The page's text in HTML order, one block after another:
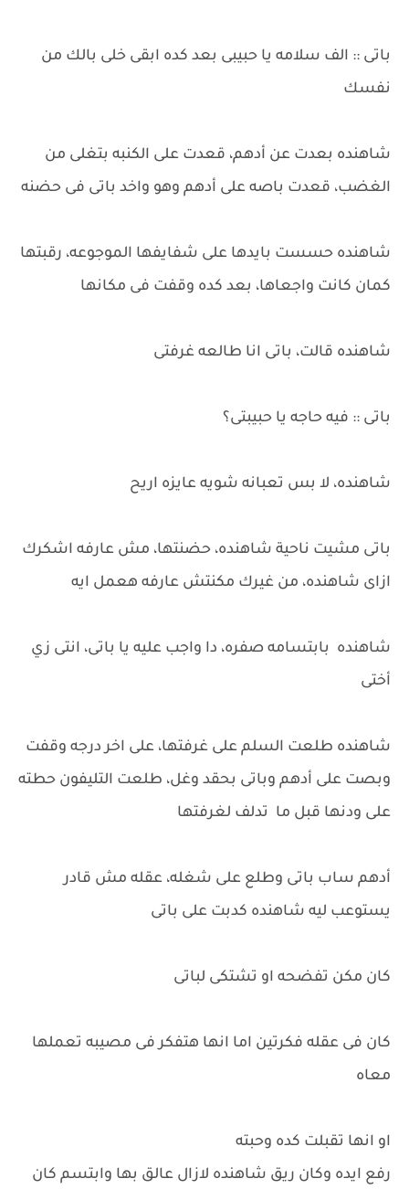
باتى :: الف سلامه يا حبيبى بعد كده ابقى خلى بالك من
نفسك
شاهنده بعدت عن أدهم، قعدت على الكنبه بتغلى من
الغضب، قعدت باصه على أدهم وهو واخد باتى فى حضنه
شاهنده حسست بايدها على شفايفها الموجوعه، رقبتها
كمان كانت واجعاها، بعد كده وقفت فى مكانها
شاهنده قالت، باتى انا طالعه غرفتى
باتى :: فيه حاجه يا حبيبتى؟
شاهنده، لا بس تعبانه شويه عايزه اريح
باتى مشيت ناحية شاهنده، حضنتها، مش عارفه اشكرك
ازاى شاهنده، من غيرك مكنتش عارفه هعمل ايه
شاهنده بابتسامه صفره، دا واجب عليه يا باتى، انتى زي
أختى
شاهنده طلعت السلم على غرفتها، على اخر درجه وقفت
وبصت على أدهم وباتى بحقد وغل، طلعت التليفون حطته
على ودنها قبل ما تدلف لغرفتها
أدهم ساب باتى وطلع على شغله، عقله مش قادر
يستوعب ليه شاهنده كدبت على باتى
كان مكن تفضحه او تشتكى لباتى
كان فى عقله فكرتين اما انها هتفكر فى مصيبه تعملها
معاه
او انها تقبلت كده وحبته
رفع ايده وكان ريق شاهنده لازال عالق بها وابتسم كان